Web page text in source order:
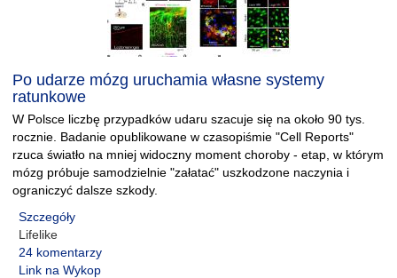
Po udarze mózg uruchamia własne systemy
ratunkowe
W Polsce liczbę przypadków udaru szacuje się na około 90 tys.
rocznie. Badanie opublikowane w czasopiśmie "Cell Reports"
rzuca światło na mniej widoczny moment choroby - etap, w którym
mózg próbuje samodzielnie "załatać" uszkodzone naczynia i
ograniczyć dalsze szkody.
Szczegóły
Lifelike
24 komentarzy
Link na Wykop